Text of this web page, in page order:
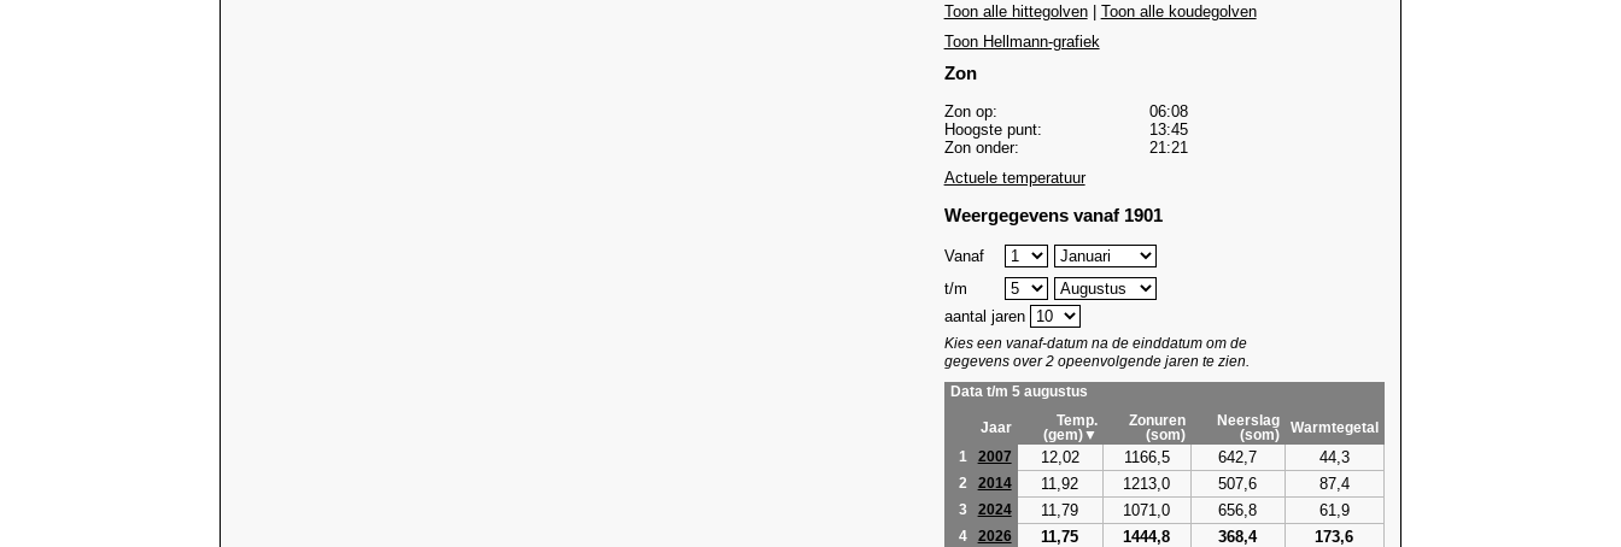
Toon alle hittegolven| Toon alle koudegolven
Toon Hellmann-grafiek
Zon
Zon op:
06:08
Hoogste punt:
13:45
Zon onder:
21:21
Actuele temperatuur
Weergegevens vanaf 1901
Vanaf
t/m
aantal jaren
Kies een vanaf-datum na de einddatum om de
gegevens over 2 opeenvolgende jaren te zien.
Data t/m 5 augustus
Jaar
Temp.
(gem)▼
Zonuren
(som)
Neerslag
(som)
Warmtegetal
1
2007 12,02 1166,5 642,7 44,3
2 2014 11,92 1213,0 507,6 87,4
3 2024 11,79 1071,0 656,8 61,9
4 2026 11,75 1444,8 368,4 173,6